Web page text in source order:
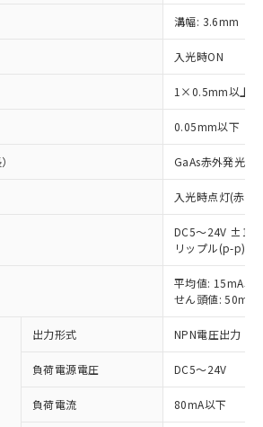
溝幅: 3.6mm
入光時ON
1×0.5mm以上の
0.05mm以下
GaAs赤外発光ダ
入光時点灯(赤色)
DC5～24V
リップル(p-p)
平均値: 15mA以
せん頭値: 50mA
出力形式 NPN電圧出力
負荷電源電圧 DC5～24V
負荷電流 80mA以下
件
：EU RoHS指令（10物質）の
した製品が提供可能な商品で
EU RoHS指令（10物質）の非含
た製品に切り替える予定のある
し：EU RoHS指令（10物質）の